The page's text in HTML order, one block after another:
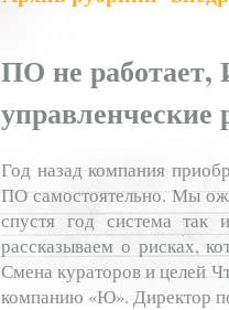
ПО не
Год назад компания
ПО самостоятельно. Мы
спустя год система
рассказываем о рисках,
Смена кураторов и целей
компанию «Ю». Директор